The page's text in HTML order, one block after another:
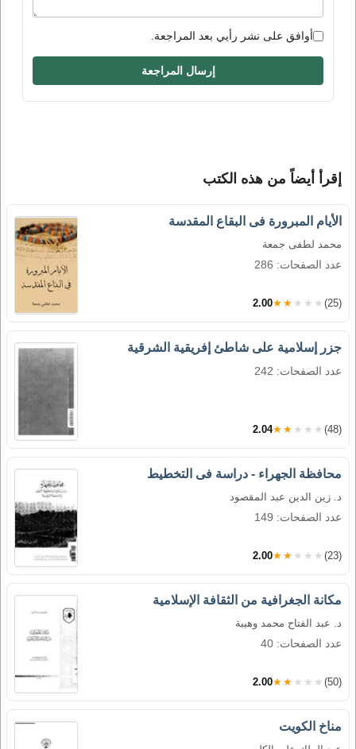
أوافق على نشر رأيي بعد المراجعة.
إرسال المراجعة
إقرأ أيضاً من هذه الكتب
الأيام المبرورة فى البقاع المقدسة
محمد لطفى جمعة
عدد الصفحات: 286
2.00★★★★★ (25)
جزر إسلامية على شاطئ إفريقية الشرقية
عدد الصفحات: 242
2.04★★★★★ (48)
محافظة الجهراء - دراسة فى التخطيط
د. زين الدين عبد المقصود
عدد الصفحات: 149
2.00★★★★★ (23)
مكانة الجغرافية من الثقافة الإسلامية
د. عبد الفتاح محمد وهيبة
عدد الصفحات: 40
2.00★★★★★ (50)
مناخ الكويت